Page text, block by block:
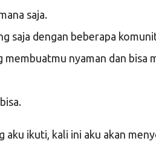
saja.
saja dengan beberapa
nyaman dan bisa
aku ikuti, kali ini aku akan